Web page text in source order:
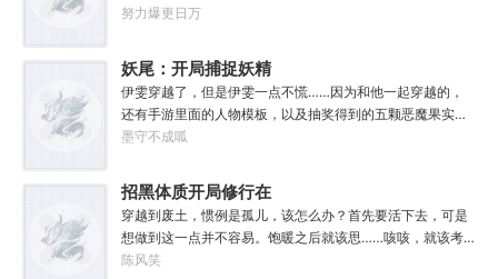
代降临。人类的命运似乎已被注定，要在无休止的恐怖战争
失的来到这个世界。“剧情对话什么的最烦人了，统统跳
过。”“我不想知道为什么，我只想大开杀戒。”基里曼：达奇
是个优秀的战士，就是不爱听人话，每次想和他说些什么，
他都要跳过。塔拉辛：我很好奇，他是怎么把恒星敲成一个
个方块的。钛族：对那家伙来说，物理学已经不存在了。恐
孩子抓了，把他们洗得白白净净的，这种羞辱让我悲愤欲
绝。奸奇：一切变化都是命运的一部分，但命运被那个混蛋
给打碎了。色孽：其实达奇已经被我腐化了，但我不敢告诉
他。………………达奇：前面忘了，后面也忘了，总之，让亚
努力爆更日万
妖尾：开局捕捉妖精
女王艾露莎
伊雯穿越了，但是伊雯一点不慌……因为和他一起穿越的，
还有手游里面的人物模板，以及抽奖得到的五颗恶魔果实。
伊雯自认自己可以依靠首充六块得到的特殊体质，以及背包
双眼的伊雯看到了一头绯红色的巨龙。伊雯这才知道，这根
本就不是海贼王，是妖精的尾巴！开局捕捉艾露莎？开局被
艾琳捕捉！
墨守不成呱
招黑体质开局修行在
废土
穿越到废土，惯例是孤儿，该怎么办？首先要活下去，可是
想做到这一点并不容易。饱暖之后就该思……咳咳，就该考
虑怎么变强了，这更不容易。等曲涧磊开始逐渐变强，他意
陈风笑